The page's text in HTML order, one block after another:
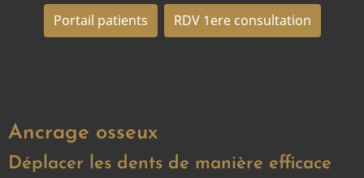
Portail patients RDV 1ere consultation
Ancrage osseux
Déplacer les dents de manière efficace